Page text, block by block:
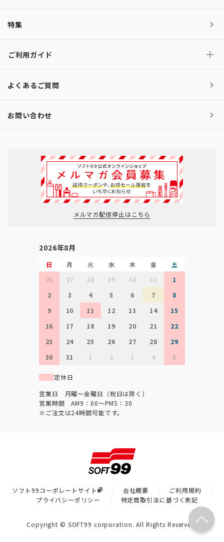
特集
ご利用ガイド
よくあるご質問
お問い合わせ
メルマガ配信停止はこちら
2026年8月
日 月 火 水 木 金
土
26
27 28 29 30 31
1
2
3 4 5 6 7
8
9
10 11 12 13 14
15
16
17 18 19 20 21
22
23
24 25 26 27 28
29
30
31 1 2 3 4 5
定休日
営業日 月曜～金曜日（祝日は除く）
営業時間 AM9：00～PM5：30
※ご注文は24時間可能です。
ソフト99コーポレートサイト 会社概要
ご利用規約
プライバシーポリシー
特定商取引法に基づく表記
Copyright © SOFT99 corporation. All Rights Reserved.